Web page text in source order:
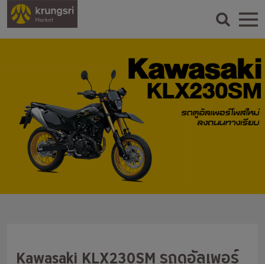
Kawasaki KLX230SM รถดูอัลเพอร์